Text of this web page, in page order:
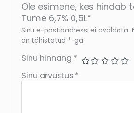
Ole esimene, kes hindab
Tume 6,7% 0,5L”
Sinu e-postiaadressi ei avaldata.
on tähistatud *-ga
Sinu hinnang *
Sinu arvustus *